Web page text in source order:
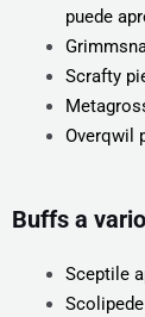
puede
Scrafty
Overqwil
Buffs a
Sceptile